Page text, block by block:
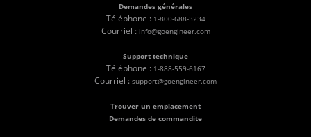
Demandes générales
Téléphone : 1-800-688-3234
Courriel : info@goengineer.com
Support technique
Téléphone : 1-888-559-6167
Courriel : support@goengineer.com
Trouver un emplacement
Demandes de commandite